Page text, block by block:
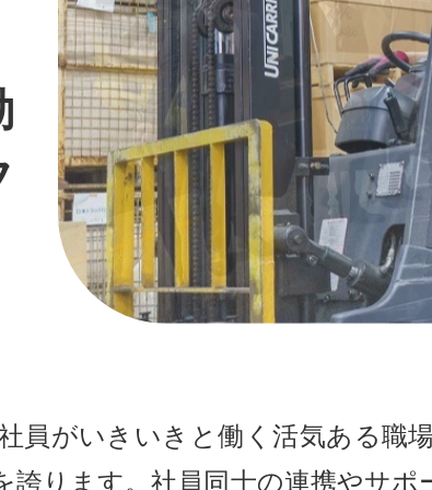
員がいきいきと働く活気ある職
ります。社員同士の連携やサ